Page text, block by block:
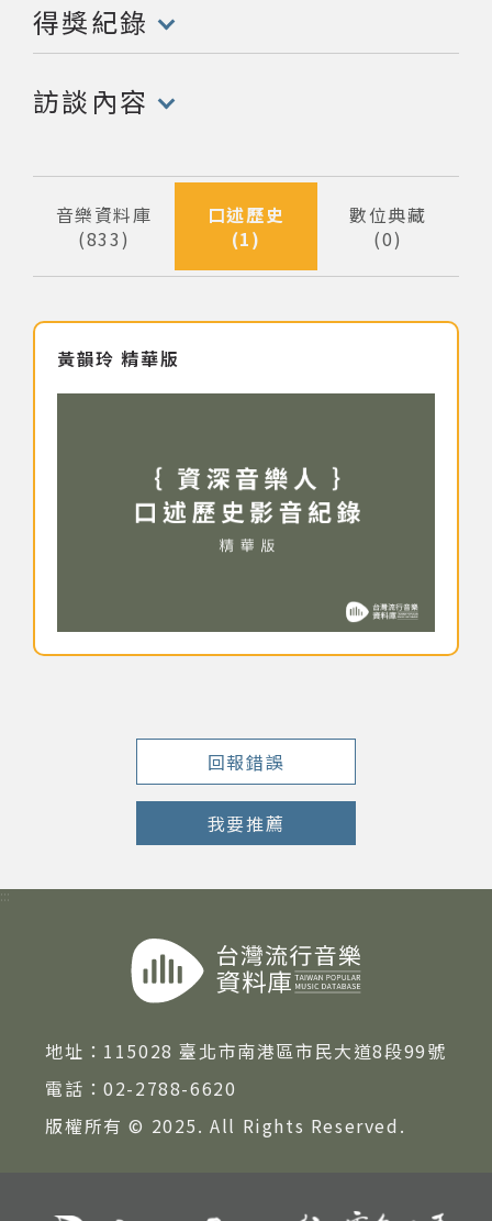
得獎紀錄
(點擊開啟/收合以下內容)
訪談內容
(點擊開啟/收合以下內容)
音樂資料庫
833
筆資料
口述歷史
1
數位典藏
0
黃韻玲 精華版
回報錯誤
我要推薦
:::
地址： 115028 臺北市南港區市民大道8段99號
電話：02-2788-6620
版權所有 © 2025. All Rights Reserved.
組織協會
曲目統計表
隱私權保護政策
著作權及免責聲明